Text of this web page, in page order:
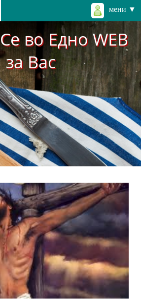
мени ▼
Се во Едно WEB
за Вас